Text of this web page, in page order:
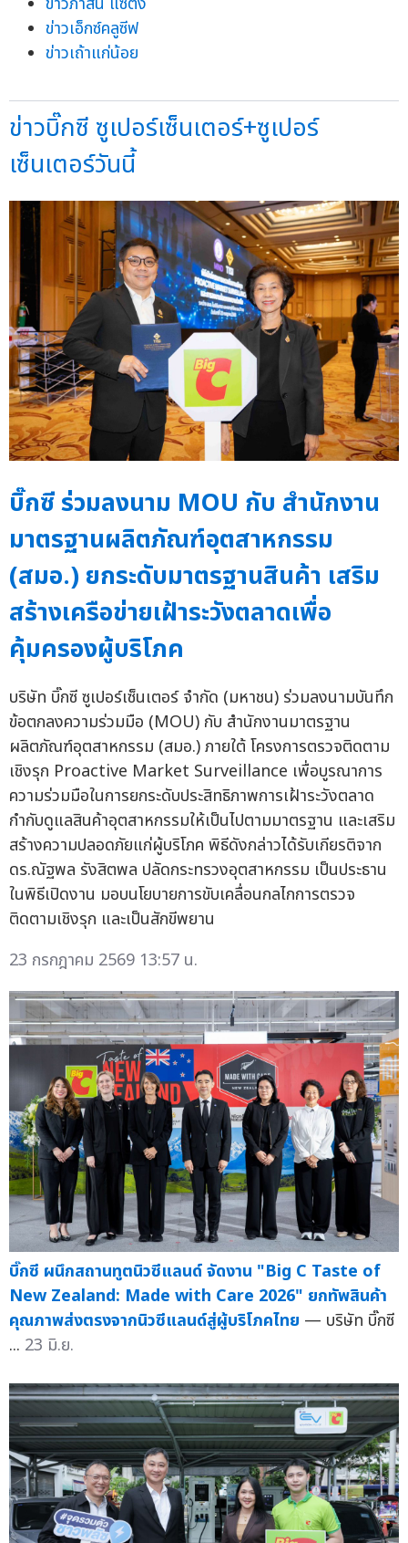
ข่าวเอ็กซ์คลูซีฟ
ข่าวเถ้าแก่น้อย
ข่าวบิ๊กซี ซูเปอร์เซ็นเตอร์+ซูเปอร์
เซ็นเตอร์วันนี้
บิ๊กซี ร่วมลงนาม MOU กับ สำนักงาน
มาตรฐานผลิตภัณฑ์อุตสาหกรรม
(สมอ.) ยกระดับมาตรฐานสินค้า เสริม
สร้างเครือข่ายเฝ้าระวังตลาดเพื่อ
คุ้มครองผู้บริโภค
บริษัท บิ๊กซี ซูเปอร์เซ็นเตอร์ จำกัด (มหาชน) ร่วมลงนามบันทึก
ข้อตกลงความร่วมมือ (MOU) กับ สำนักงานมาตรฐาน
ผลิตภัณฑ์อุตสาหกรรม (สมอ.) ภายใต้ โครงการตรวจติดตาม
เชิงรุก Proactive Market Surveillance เพื่อบูรณาการ
ความร่วมมือในการยกระดับประสิทธิภาพการเฝ้าระวังตลาด
กำกับดูแลสินค้าอุตสาหกรรมให้เป็นไปตามมาตรฐาน และเสริม
สร้างความปลอดภัยแก่ผู้บริโภค พิธีดังกล่าวได้รับเกียรติจาก
ดร.ณัฐพล รังสิตพล ปลัดกระทรวงอุตสาหกรรม เป็นประธาน
ในพิธีเปิดงาน มอบนโยบายการขับเคลื่อนกลไกการตรวจ
ติดตามเชิงรุก และเป็นสักขีพยาน
23 กรกฎาคม 2569 13:57 น.
บิ๊กซี ผนึกสถานทูตนิวซีแลนด์ จัดงาน "Big C Taste of
New Zealand: Made with Care 2026" ยกทัพสินค้า
คุณภาพส่งตรงจากนิวซีแลนด์สู่ผู้บริโภคไทย — บริษัท บิ๊กซี
... 23 มิ.ย.